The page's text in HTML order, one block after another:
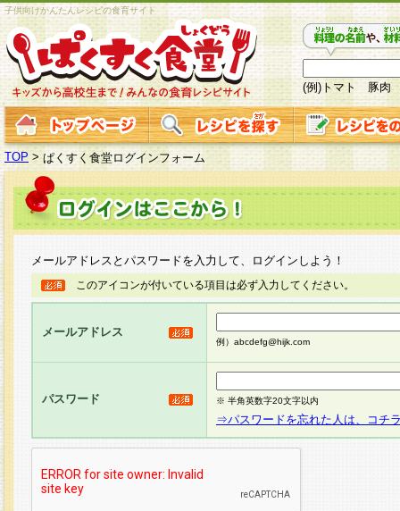
子供向けかんたんレシピの食育サイト
(例)トマト 豚肉
TOP > ぱくすく食堂ログインフォーム
メールアドレスとパスワードを入力して、ログインしよう！
このアイコンが付いている項目は必ず入力してください。
メールアドレス
例）abcdefg@hijk.com
パスワード ※ 半角英数字20文字以内
⇒パスワードを忘れた人は、コチ